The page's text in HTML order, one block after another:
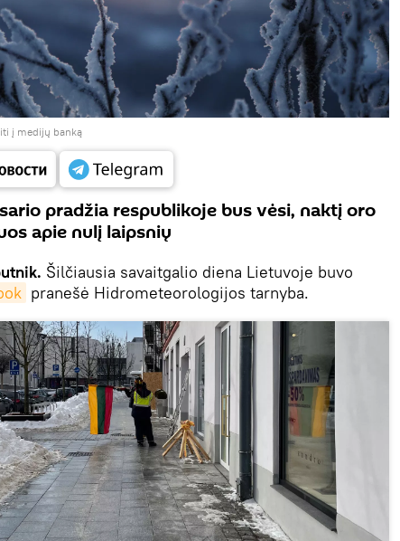
į medijų banką
pradžia respublikoje bus vėsi, naktį oro
apie nulį laipsnių
Šilčiausia savaitgalio diena Lietuvoje buvo
pranešė Hidrometeorologijos tarnyba.